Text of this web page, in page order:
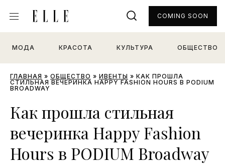
МОДА КРАСОТА КУЛЬТУРА ОБЩЕСТВО
COMING SOON
ГЛАВНАЯ » ОБЩЕСТВО » ИВЕНТЫ » КАК ПРОШЛА
СТИЛЬНАЯ ВЕЧЕРИНКА HAPPY FASHION HOURS В PODIUM
BROADWAY
Как прошла стильная
вечеринка Happy Fashion
Hours в PODIUM Broadway